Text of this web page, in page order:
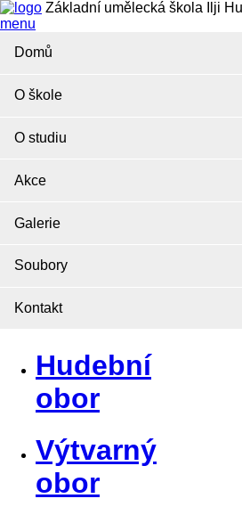
Základní umělecká škola Ilji
menu
Domů
O škole
O studiu
Akce
Galerie
Soubory
Kontakt
Hudební
obor
Výtvarný
obor